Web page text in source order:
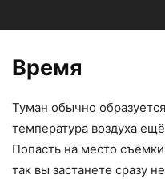
Время
Туман обычно
температура воздуха
Попасть на место
так вы застанете сразу